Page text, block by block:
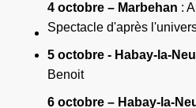
4 octobre – Marbehan :
Spectacle d'après
5 octobre - Habay-la-
Benoit
6 octobre – Habay-la-